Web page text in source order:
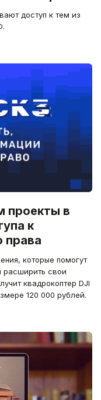
доступ к тем из
к
права
которые помогут
расширить свои
квадрокоптер DJI
120 000 рублей.